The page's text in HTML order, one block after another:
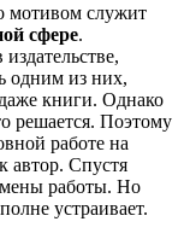
мотивом служит
сфере.
одним из них,
книги. Однако
решается. Поэтому
работе на
автор. Спустя
работы. Но
устраивает.